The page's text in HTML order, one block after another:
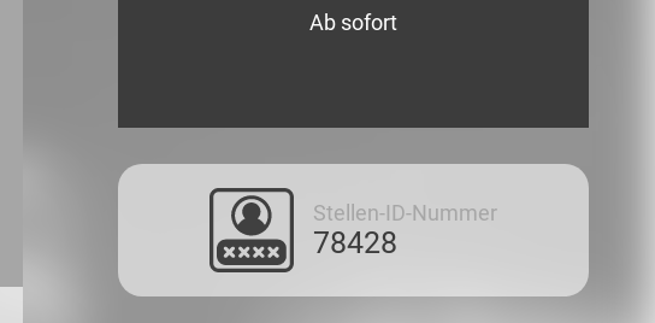
Ab sofort
Stellen-ID-Nummer
78428